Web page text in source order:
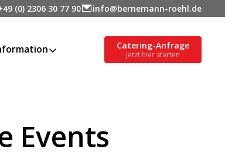
(0) 2306 30 77 90 info@bernemann-roehl.de
Catering-Anfrage
jetzt hier starten
Events